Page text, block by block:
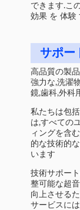
できます.こ
効果 を 体験
サポー
高品質の製
強力な,洗濯
鏡,歯科,外科
私たちは包
は,すべての
ィングを含
的な技術的
います
技術サポー
整可能な超
向上させる
サービスに